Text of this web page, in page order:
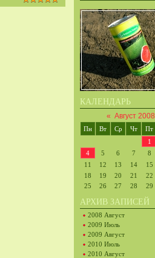
КАЛЕНДАРЬ
« Август 2008
Пн Вт Ср Чт Пт
1
4
5 6 7 8
11
12 13 14 15
18
19 20 21 22
25
26 27 28 29
АРХИВ ЗАПИСЕЙ
2008 Август
2009 Июль
2009 Август
2010 Июль
2010 Август